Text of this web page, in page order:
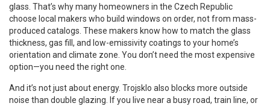
glass. That’s why many homeowners in the Czech Republic
choose local makers who build windows on order, not from mass-
produced catalogs. These makers know how to match the glass
thickness, gas fill, and low-emissivity coatings to your home’s
orientation and climate zone. You don’t need the most expensive
option—you need the right one.
And it’s not just about energy. Trojsklo also blocks more outside
noise than double glazing. If you live near a busy road, train line, or